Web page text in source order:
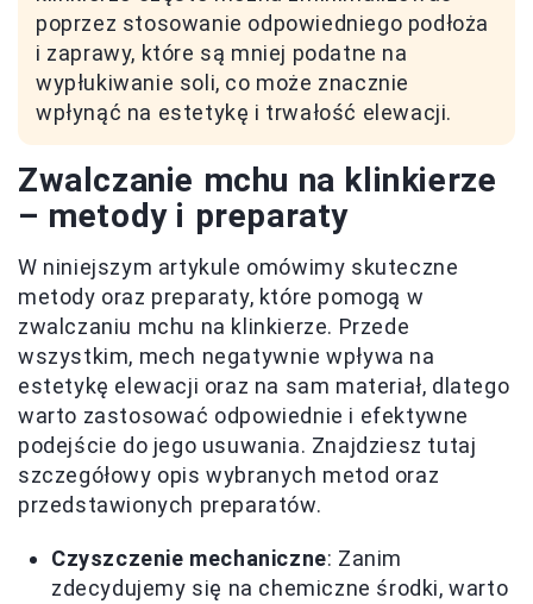
poprzez stosowanie odpowiedniego podłoża
i zaprawy, które są mniej podatne na
wypłukiwanie soli, co może znacznie
wpłynąć na estetykę i trwałość elewacji.
Zwalczanie mchu na klinkierze
– metody i preparaty
W niniejszym artykule omówimy skuteczne
metody oraz preparaty, które pomogą w
zwalczaniu mchu na klinkierze. Przede
wszystkim, mech negatywnie wpływa na
estetykę elewacji oraz na sam materiał, dlatego
warto zastosować odpowiednie i efektywne
podejście do jego usuwania. Znajdziesz tutaj
szczegółowy opis wybranych metod oraz
przedstawionych preparatów.
Czyszczenie mechaniczne: Zanim
zdecydujemy się na chemiczne środki, warto